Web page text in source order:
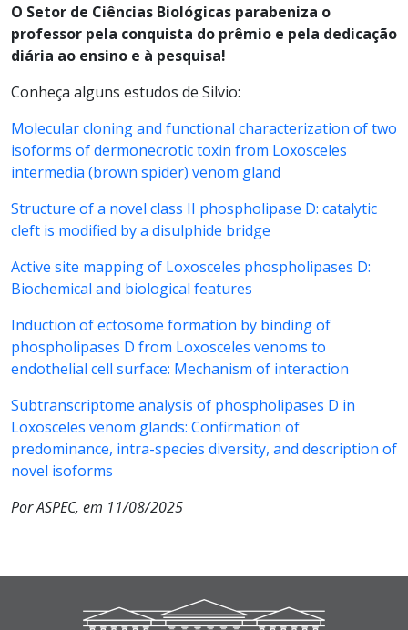
O Setor de Ciências Biológicas parabeniza o
professor pela conquista do prêmio e pela dedicação
diária ao ensino e à pesquisa!
Conheça alguns estudos de Silvio:
Molecular cloning and functional characterization of two
isoforms of dermonecrotic toxin from Loxosceles
intermedia (brown spider) venom gland
Structure of a novel class II phospholipase D: catalytic
cleft is modified by a disulphide bridge
Active site mapping of Loxosceles phospholipases D:
Biochemical and biological features
Induction of ectosome formation by binding of
phospholipases D from Loxosceles venoms to
endothelial cell surface: Mechanism of interaction
Subtranscriptome analysis of phospholipases D in
Loxosceles venom glands: Confirmation of
predominance, intra-species diversity, and description of
novel isoforms
Por ASPEC, em 11/08/2025